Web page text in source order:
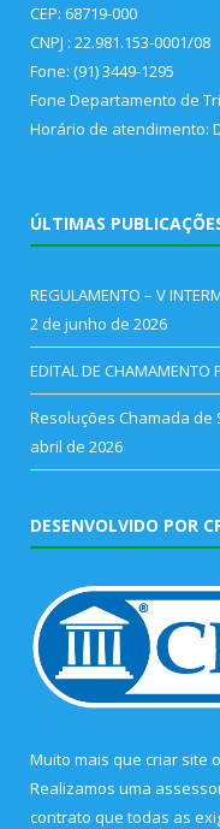
CEP: 68719-000
CNPJ : 22.981.153-0001/08
Fone: (91) 3449-1295
Fone Departamento de
Horário de atendimento:
ÚLTIMAS
REGULAMENTO – V
2 de junho de 2026
EDITAL DE CHAMAMENTO
Resoluções Chamada de
abril de 2026
DESENVOLVIDO POR
Muito mais que criar site
Realizamos uma
contrato que todas as